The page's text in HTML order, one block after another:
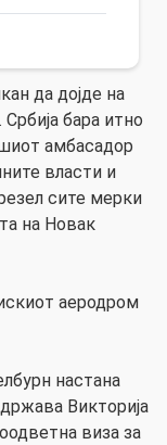
да дојде на
бара итно
амбасадор
власти и
сите мерки
на Новак
аеродром
настана
Викторија
виза за